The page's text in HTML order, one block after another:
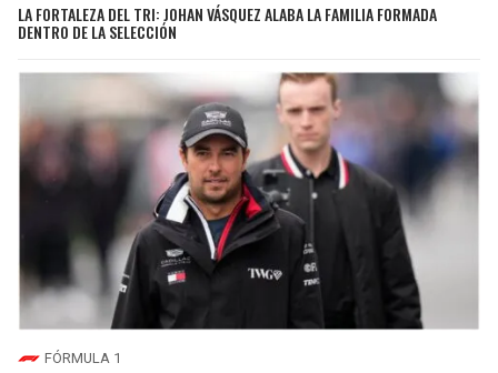
LA FORTALEZA DEL TRI: JOHAN VÁSQUEZ ALABA LA FAMILIA FORMADA
DENTRO DE LA SELECCIÓN
FÓRMULA 1